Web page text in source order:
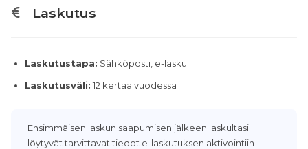
Laskutus
Laskutustapa: Sähköposti, e-lasku
Laskutusväli: 12 kertaa vuodessa
Ensimmäisen laskun saapumisen jälkeen laskultasi
löytyvät tarvittavat tiedot e-laskutuksen aktivointiin